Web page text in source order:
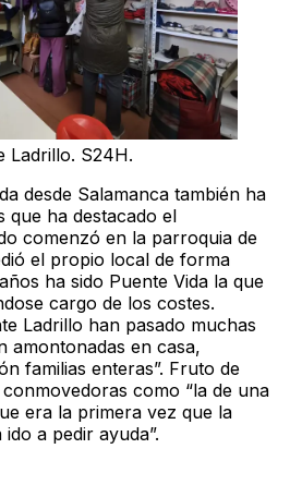
Ladrillo. S24H.
desde Salamanca también ha
que ha destacado el
comenzó en la parroquia de
el propio local de forma
ha sido Puente Vida la que
cargo de los costes.
Ladrillo han pasado muchas
amontonadas en casa,
familias enteras”. Fruto de
como “la de una
era la primera vez que la
a pedir ayuda”.